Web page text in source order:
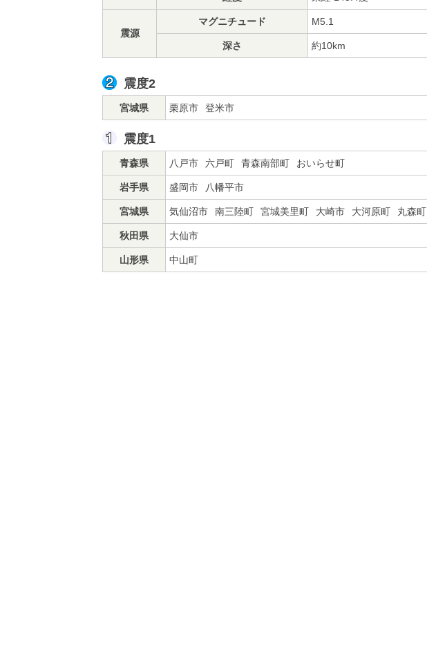
震源
マグニチュード M5.1
深さ 約10km
震度2
宮城県 栗原市 登米市
震度1
青森県 八戸市 六戸町 青森南部町 おいらせ町
岩手県 盛岡市 八幡平市
宮城県 気仙沼市 南三陸町 宮城美里町 大崎市 大河原町 丸森町
秋田県 大仙市
山形県 中山町